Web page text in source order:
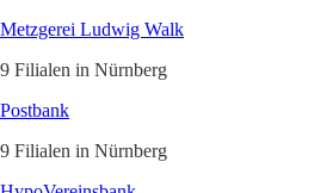
Metzgerei Ludwig Walk
9 Filialen in Nürnberg
Postbank
9 Filialen in Nürnberg